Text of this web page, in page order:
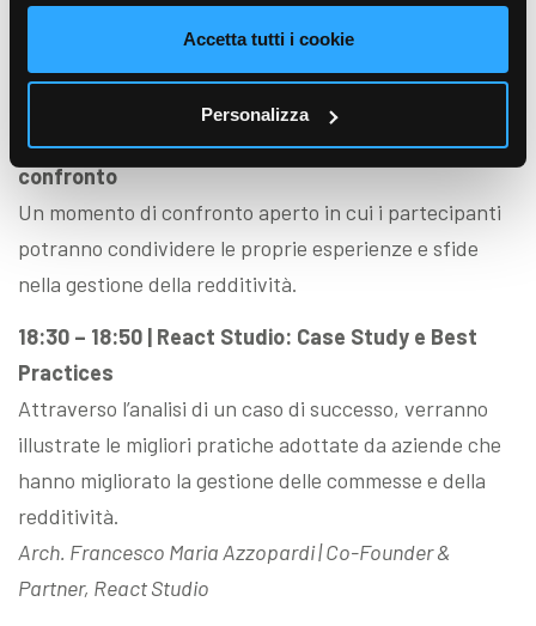
Accetta tutti i cookie
Personalizza
progettata per ottimizzare la gestione delle
Irene Frediani | Pre-sales Leader, Akeron
18:00 – 18:30 | Sessione Interattiva: Esperienze a
confronto
Un momento di confronto aperto in cui i partecipanti
potranno condividere le proprie esperienze e sfide
nella gestione della redditività.
18:30 – 18:50 | React Studio: Case Study e Best
Practices
Attraverso l’analisi di un caso di successo, verranno
illustrate le migliori pratiche adottate da aziende che
hanno migliorato la gestione delle commesse e della
redditività.
Arch. Francesco Maria Azzopardi | Co-Founder &
Partner, React Studio